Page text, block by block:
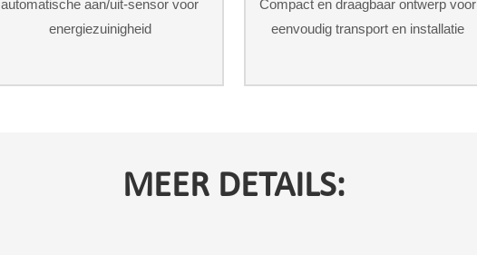
automatische aan/uit-sensor voor
energiezuinigheid
Compact en draagbaar ontwerp voor
eenvoudig transport en installatie
MEER DETAILS: